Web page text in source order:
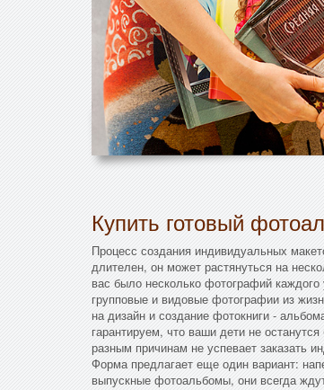
Купить готовый
Процесс создания индивидуальных
длителен, он может растянуться на
вас было несколько фотографий
групповые и видовые фотографии из
на дизайн и создание фотокниги -
гарантируем, что ваши дети не
разным причинам не успевает заказать
Форма предлагает еще один вариант:
выпускные фотоальбомы, они всегда